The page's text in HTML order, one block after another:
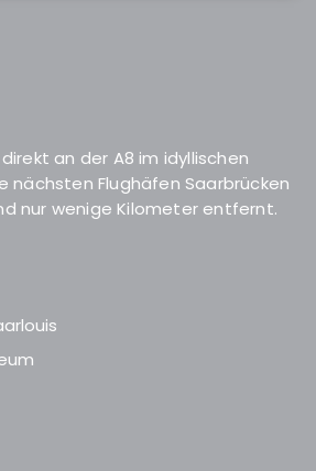
an der A8 im idyllischen
nächsten Flughäfen Saarbrücken
nur wenige Kilometer entfernt.